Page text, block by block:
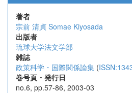
著者
宗前 清貞 Somae Kiyosada
出版者
琉球大学法文学部
雑誌
政策科学・国際関係論集 (
巻号頁・発行日
no.6, pp.57-86, 2003-03